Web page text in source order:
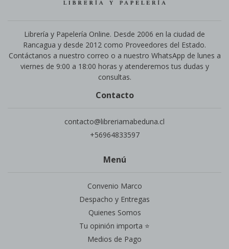
Librería y Papelería Online. Desde 2006 en la ciudad de
Rancagua y desde 2012 como Proveedores del Estado.
Contáctanos a nuestro correo o a nuestro WhatsApp de lunes a
viernes de 9:00 a 18:00 horas y atenderemos tus dudas y
consultas.
Contacto
contacto@libreriamabeduna.cl
+56964833597
Menú
Convenio Marco
Despacho y Entregas
Quienes Somos
Tu opinión importa ⭐
Medios de Pago